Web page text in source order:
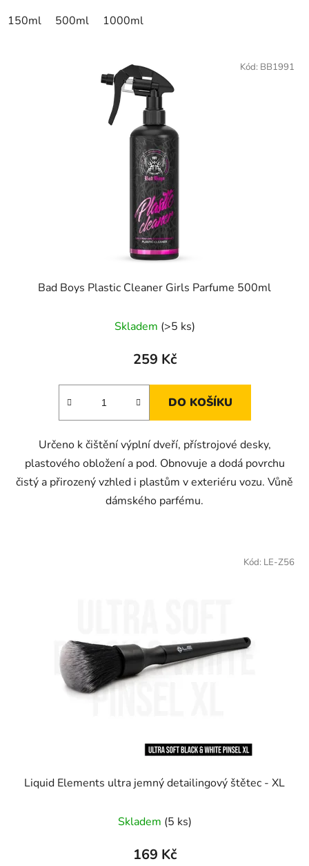
150ml 500ml 1000ml
Bad Boys Plastic Cleaner Girls Parfume 500ml
Skladem (>5 ks)
259 Kč
DO KOŠÍKU
Určeno k čištění výplní dveří, přístrojové desky,
plastového obložení a pod. Obnovuje a dodá povrchu
čistý a přirozený vzhled i plastům v exteriéru vozu. Vůně
dámského parfému.
Kód: BB1991
Liquid Elements ultra jemný detailingový štětec - XL
Skladem (5 ks)
169 Kč
Kód: LE-Z56